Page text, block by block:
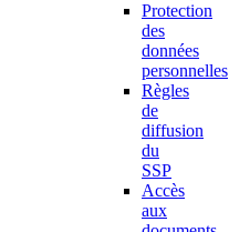
Protection
des
données
personnelles
Règles
de
diffusion
du
SSP
Accès
aux